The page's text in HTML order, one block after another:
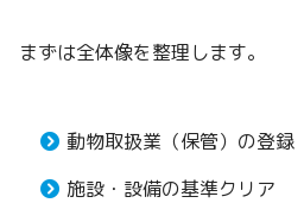
まずは全体像を整理します。
動物取扱業（保管）の登録
施設・設備の基準クリア